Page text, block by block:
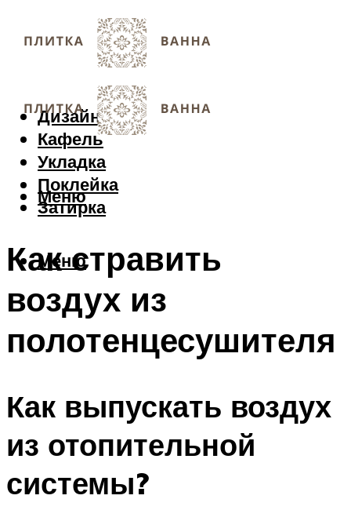
Дизайн
Кафель
Укладка
Поклейка
Затирка
Меню
Меню
Как стравить
воздух из
полотенцесушителя
Как выпускать воздух
из отопительной
системы?